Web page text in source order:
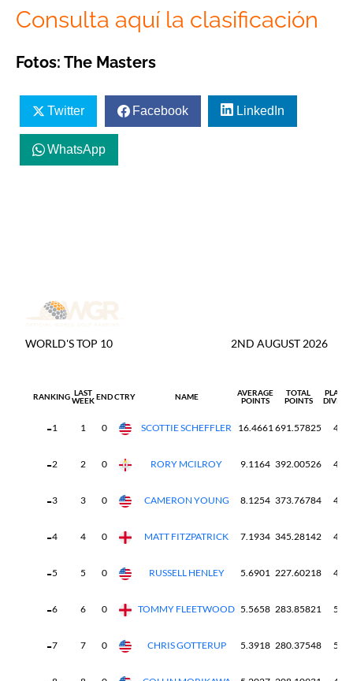
Consulta aquí la clasificación
Fotos: The Masters
Twitter Facebook LinkedIn
WhatsApp